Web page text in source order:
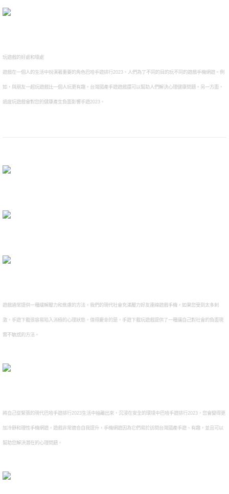
玩遊戲的好處和壞處
遊戲在一個人的生活中扮演著重要的角色 巴哈手遊排行2023 。人們為了不同的目的玩不同的遊戲手機網遊 。例
如，與朋友一起玩遊戲比一個人玩更有趣。 台灣國產手遊遊戲還可以幫助人們解決心理健康問題。另一方面，
過度玩遊戲會對您的健康產生負面影響手遊2023。
遊戲通常提供一種緩解壓力和焦慮的方法。我們的現代社會充滿壓力好友連線遊戲手機，如果您受到太多刺
激，手遊下載很容易陷入消極的心理狀態。值得慶幸的是，手遊下載玩遊戲提供了一種讓自己對社會的負面現
實不敏感的方法。
將自己從緊張的現代巴哈手遊排行2023生活中抽離出來，沉浸在安全的環境中巴哈手遊排行2023，您會變得更
加冷靜和理性手機網遊。遊戲非常適合自我提升，手機網遊因為它們易於訪問台灣國產手遊、有趣，並且可以
幫助您解決潛在的心理問題。